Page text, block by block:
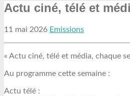
Actu ciné, télé et
11 mai 2026 Emissions
« Actu ciné, télé et média, chaque
Au programme cette semaine :
Actu télé :